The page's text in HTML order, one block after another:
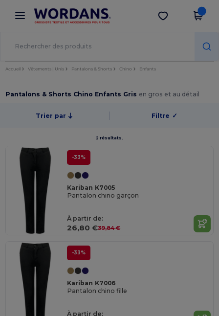
× Appli Wordans
Meilleurs prix sur l’app !
Obtenir l'appli
Accueil Vêtements | Unis Pantalons & Shorts Chino Enfants
Pantalons & Shorts Chino Enfants Gris en gros et au détail
Trier par Filtre ✓
2 résultats.
-33%
Kariban K7005
Pantalon chino garçon
À partir de:
26,80 €39,84 €
-33%
Kariban K7006
Pantalon chino fille
À partir de: